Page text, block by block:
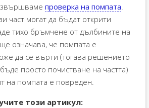
проверка на помпата.
част могат да бъдат открити
тихо бръмчене от дълбините на
означава, че помпата е
да се върти (тогава решението
просто почистване на частта)
на помпата е повреден.
този артикул: